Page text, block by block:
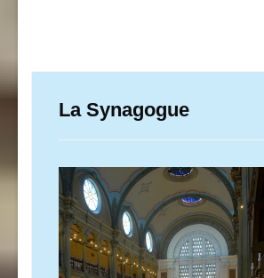
La Synagogue